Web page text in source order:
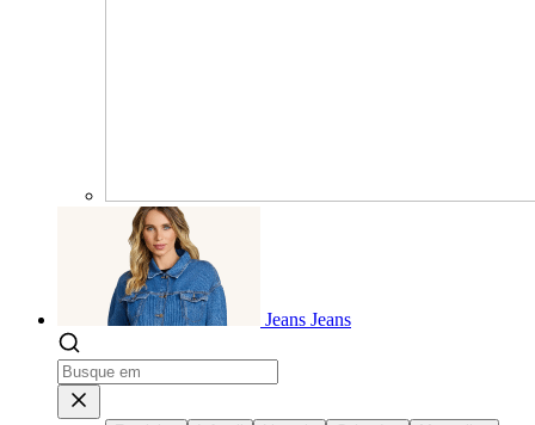
Jeans Jeans